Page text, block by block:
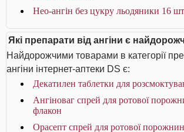
Нео-ангін без цукру льодяники 16 шт
Які препарати від ангіни є
Найдорожчими товарами в категорії
ангіни інтернет-аптеки DS є:
Декатилен таблетки для
Ангіноваг спрей для ротової
флакон
Орасепт спрей для ротової